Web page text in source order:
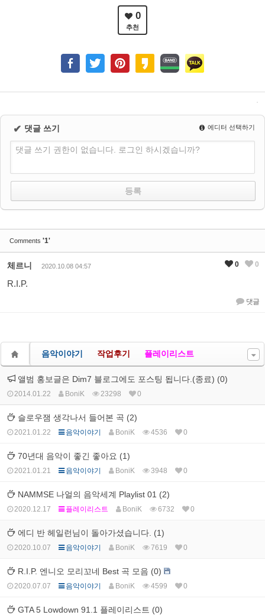
0
추천
✔ 댓글 쓰기 에디터 선택하기
댓글 쓰기 권한이 없습니다. 로그인 하시겠습니까?
Comments '1'
체르니 2020.10.08 04:57
R.I.P.
댓글
0 0
음악이야기 작업후기 플레이리스트
앨범 홍보글은 Dim7 블로그에도 포스팅 됩니다.(종료) (0)
2014.01.22 BoniK 23298 0
슬로우잼 생각나서 들어본 곡 (2)
2021.01.22 음악이야기 BoniK 4536 0
70년대 음악이 좋긴 좋아요 (1)
2021.01.21 음악이야기 BoniK 3948 0
NAMMSE 나얼의 음악세계 Playlist 01 (2)
2020.12.17 플레이리스트 BoniK 6732 0
에디 반 헤일런님이 돌아가셨습니다. (1)
2020.10.07 음악이야기 BoniK 7619 0
R.I.P. 엔니오 모리꼬네 Best 곡 모음 (0)
2020.07.07 음악이야기 BoniK 4599 0
GTA 5 Lowdown 91.1 플레이리스트 (0)